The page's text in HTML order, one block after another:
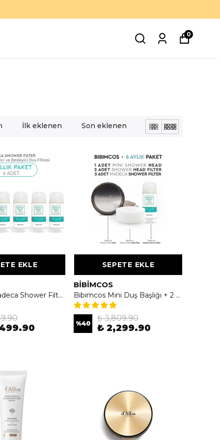
0
İlk eklenen Son eklenen
EKLE
Bibimcos Madeca Shower Filter 160g - Cilt Nemlendirici ve Besleyici Duş Filtresi 6'lı (1 Yıllık Paket)
SEPETE EKLE
BIBIMCOS
Bibimcos Mini Duş Başlığı + 2 Yedek Filtre + 3 Madeca Duş Filtresi (6 Aylık Set)
%40
₺ 3,809.90
₺ 2,299.90